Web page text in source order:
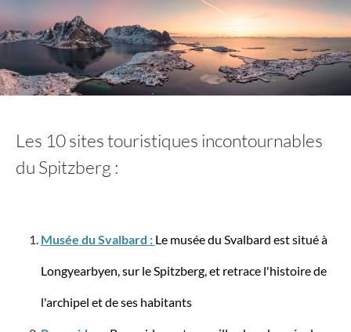
Stratic
Straw T - Valise cabine à roulettes S (54 cm)
-51%
Les 10 sites touristiques incontournables
du Spitzberg :
Musée du Svalbard : Le musée du Svalbard est situé à
Longyearbyen, sur le Spitzberg, et retrace l'histoire de
l'archipel et de ses habitants